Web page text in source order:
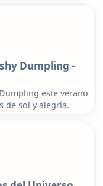
Dumpling -
este verano
de sol y alegría.